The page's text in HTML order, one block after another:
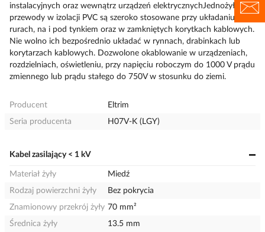
instalacyjnych oraz wewnątrz urządzeń elektrycznychJednożyłowe
przewody w izolacji PVC są szeroko stosowane przy układaniu w
rurach, na i pod tynkiem oraz w zamkniętych korytkach kablowych.
Nie wolno ich bezpośrednio układać w rynnach, drabinkach lub
korytarzach kablowych. Dozwolone okablowanie w urządzeniach,
rozdzielniach, oświetleniu, przy napięciu roboczym do 1000 V prądu
zmiennego lub prądu stałego do 750V w stosunku do ziemi.
Producent
Eltrim
Seria producenta
H07V-K (LGY)
Kabel zasilający < 1 kV
Materiał żyły
Miedź
Rodzaj powierzchni żyły
Bez pokrycia
Znamionowy przekrój żyły 70 mm²
Średnica żyły
13.5 mm